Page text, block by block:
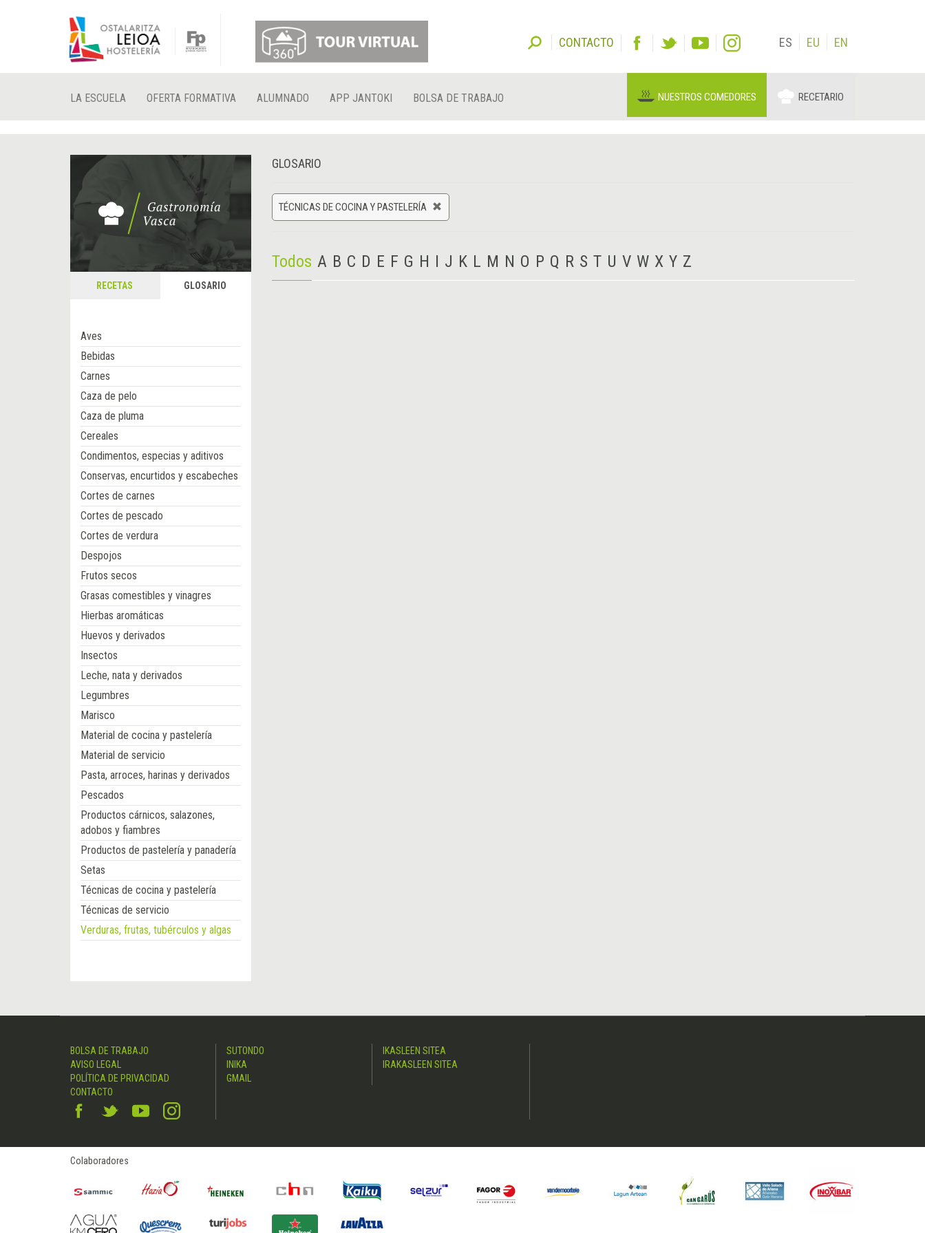
CONTACTO ES EU EN
LA ESCUELA OFERTA FORMATIVA ALUMNADO APP JANTOKI BOLSA DE TRABAJO NUESTROS COMEDORES RECETARIO
RECETAS GLOSARIO
Aves
Bebidas
Carnes
Caza de pelo
Caza de pluma
Cereales
Condimentos, especias y aditivos
Conservas, encurtidos y escabeches
Cortes de carnes
Cortes de pescado
Cortes de verdura
Despojos
Frutos secos
Grasas comestibles y vinagres
Hierbas aromáticas
Huevos y derivados
Insectos
Leche, nata y derivados
Legumbres
Marisco
Material de cocina y pastelería
Material de servicio
Pasta, arroces, harinas y derivados
Pescados
Productos cárnicos, salazones,
adobos y fiambres
Productos de pastelería y panadería
Setas
Técnicas de cocina y pastelería
Técnicas de servicio
Verduras, frutas, tubérculos y algas
GLOSARIO
TÉCNICAS DE COCINA Y PASTELERÍA
Todos A B C D E F G H I J K L M N O P Q R S T U V W X Y Z
BOLSA DE TRABAJO
AVISO LEGAL
POLÍTICA DE PRIVACIDAD
CONTACTO
SUTONDO
INIKA
GMAIL
IKASLEEN SITEA
IRAKASLEEN SITEA
Colaboradores